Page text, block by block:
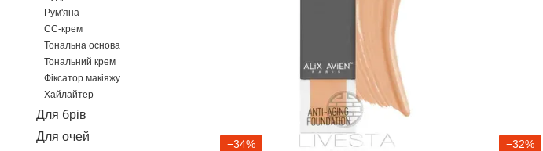
−34% −32%
Рум'яна
СС-крем
Тональна основа
Тональний крем
Фіксатор макіяжу
Хайлайтер
Для брів
Для очей